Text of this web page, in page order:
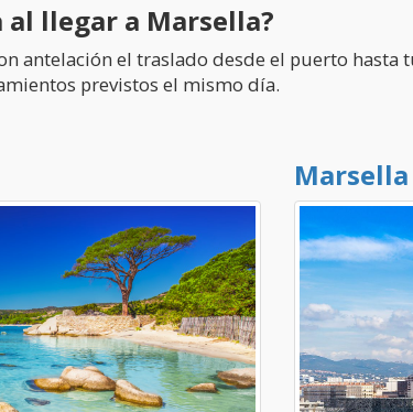
al llegar a Marsella?
antelación el traslado desde el puerto
previstos el mismo día.
Marsella